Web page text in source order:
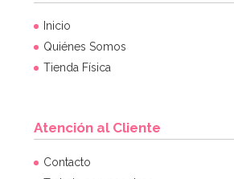
Molde de Silicona Gingerbread House &
Inicio
Quiénes Somos
Tienda Física
Atención al Cliente
Contacto